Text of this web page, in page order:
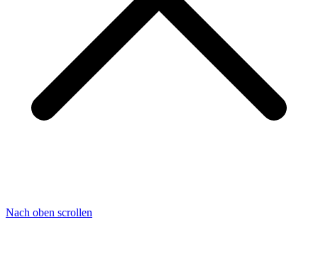
Nach oben scrollen